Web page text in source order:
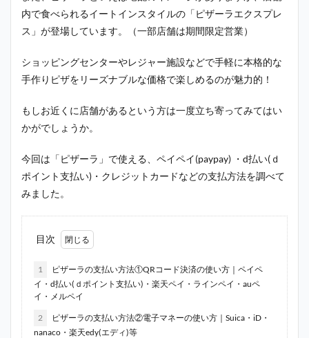
内で食べられるイートインスタイルの「ピザーラエクスプレ
ス」が登場しています。（一部店舗は期間限定営業）
ショッピングセンターやレジャー施設などで手軽に本格的な
手作りピザをリーズナブルな価格で楽しめるのが魅力的！
もしお近くに店舗があるという方は一度立ち寄ってみてはい
かがでしょうか。
今回は「ピザーラ」で使える、ペイペイ(paypay) ・ d払い(ｄ
ポイント支払い)・クレジットカードなどの支払方法を調べて
みました。
目次
1
ピザーラの支払い方法①QRコード決済の使い方｜ペイペ
イ・d払い(ｄポイント支払い)・楽天ペイ・ラインペイ・auペ
イ・メルペイ
2
ピザーラの支払い方法②電子マネーの使い方｜Suica・iD・
nanaco・楽天edy(エディ)等